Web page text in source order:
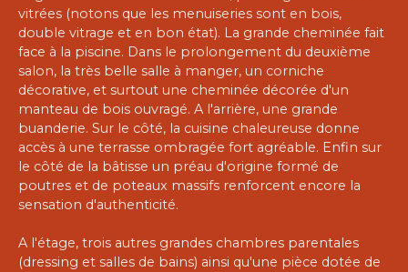
vitrées (notons que les menuiseries sont en bois,
double vitrage et en bon état). La grande cheminée fait
face à la piscine. Dans le prolongement du deuxième
salon, la très belle salle à manger, un corniche
décorative, et surtout une cheminée décorée d'un
manteau de bois ouvragé. A l'arrière, une grande
buanderie. Sur le côté, la cuisine chaleureuse donne
accès à une terrasse ombragée fort agréable. Enfin sur
le côté de la bâtisse un préau d'origine formé de
poutres et de poteaux massifs renforcent encore la
sensation d'authenticité.
A l'étage, trois autres grandes chambres parentales
(dressing et salles de bains) ainsi qu'une pièce dotée de